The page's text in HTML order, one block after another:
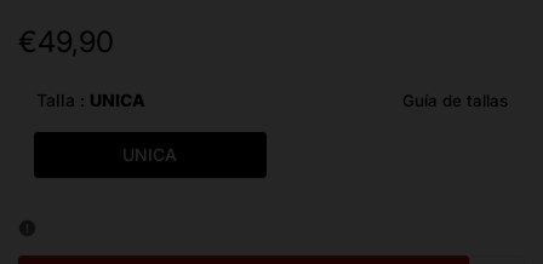
Precio
oferta
€49,90
Talla : UNICA Guía de tallas
UNICA